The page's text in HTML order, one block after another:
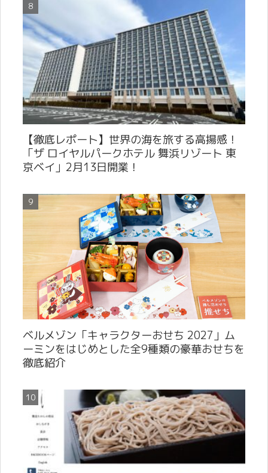
【徹底レポート】世界の海を旅する高揚感！
「ザ ロイヤルパークホテル 舞浜リゾート 東
京ベイ」2月13日開業！
ベルメゾン「キャラクターおせち 2027」ム
ーミンをはじめとした全9種類の豪華おせちを
徹底紹介